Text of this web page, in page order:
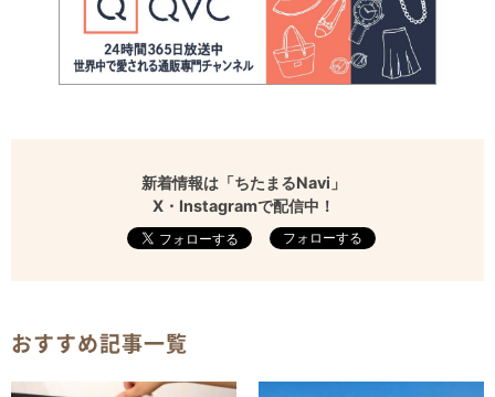
新着情報は「ちたまるNavi」
X・Instagramで配信中！
フォローする
おすすめ記事一覧